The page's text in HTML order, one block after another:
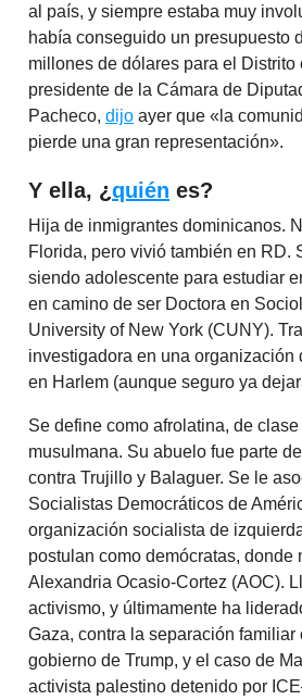
al país, y siempre estaba muy
había conseguido un presupuesto
millones de dólares para el Distrito
presidente de la Cámara de
Pacheco, dijo ayer que «la
pierde una gran representación».
Y ella, ¿quién es?
Hija de inmigrantes dominicanos.
Florida, pero vivió también en RD.
siendo adolescente para estudiar
en camino de ser Doctora en
University of New York (CUNY).
investigadora en una organización
en Harlem (aunque seguro ya
Se define como afrolatina, de
musulmana. Su abuelo fue parte
contra Trujillo y Balaguer. Se le
Socialistas Democráticos de
organización socialista de
postulan como demócratas, donde
Alexandria Ocasio-Cortez (AOC).
activismo, y últimamente ha
Gaza, contra la separación familiar
gobierno de Trump, y el caso de
activista palestino detenido por